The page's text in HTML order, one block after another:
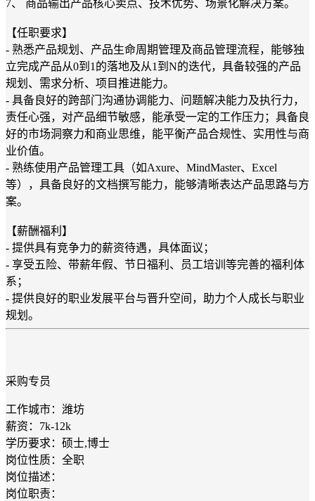
7、 商品输出产品核心卖点、技术优势、场景化解决方案。
【任职要求】
- 熟悉产品规划、产品生命周期管理及商品管理流程，能够独
立完成产品从0到1的落地及从1到N的迭代，具备较强的产品
规划、需求分析、项目推进能力。
- 具备良好的跨部门沟通协调能力、问题解决能力及执行力，
责任心强，对产品细节敏感，能承受一定的工作压力；具备良
好的市场洞察力和商业思维，能平衡产品合规性、实用性与商
业价值。
- 熟练使用产品管理工具（如Axure、MindMaster、Excel
等），具备良好的文档撰写能力，能够清晰表达产品思路与方
案。
【薪酬福利】
- 提供具有竞争力的薪资待遇，具体面议；
- 享受五险、带薪年假、节日福利、员工培训等完善的福利体
系；
- 提供良好的职业发展平台与晋升空间，助力个人成长与职业
规划。
采购专员
工作城市：潍坊
薪资：7k-12k
学历要求：硕士,博士
岗位性质：全职
岗位描述：
岗位职责：